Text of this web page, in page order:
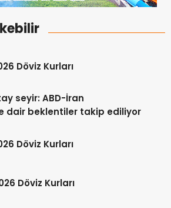
Döviz Kurları
seyir: ABD-İran
dair beklentiler takip ediliyor
Döviz Kurları
Döviz Kurları